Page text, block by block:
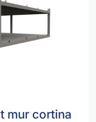
mur cortina